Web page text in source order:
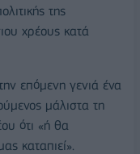
της
χρέους κατά
επόμενη γενιά ένα
μάλιστα τη
ότι «ή θα
καταπιεί».